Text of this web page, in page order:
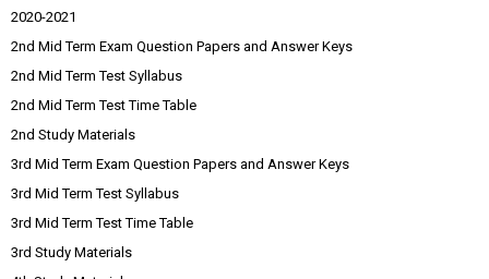
2020-2021
2nd Mid Term Exam Question Papers and Answer Keys
2nd Mid Term Test Syllabus
2nd Mid Term Test Time Table
2nd Study Materials
3rd Mid Term Exam Question Papers and Answer Keys
3rd Mid Term Test Syllabus
3rd Mid Term Test Time Table
3rd Study Materials